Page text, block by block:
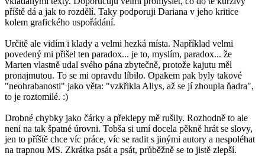
příště dá a jak to rozdělí. Taky podporuji Dariana v jeho kritice
kolem grafického uspořádání.
Určitě ale vidím i klady a velmi hezká místa. Například velmi
povedený mi přišel ten paradox... je to, myslím, paradox... že
Marten vlastně udal svého pána zbytečně, protože kajutu měl
pronajmutou. To se mi opravdu líbilo. Opakem pak byly takové
"neohrabanosti" jako věta: "vzkřikla Allys, až se jí zhoupla ňadra",
to je roztomilé. :)
Drobné chybky jako čárky a překlepy mě rušily. Rozhodně to ale
není na tak špatné úrovni. Tobša si umí docela pěkně hrát se slovy,
jen to příště chce víc práce, víc se radit s jinými autory a nespoléhat
na trapnou MS. Zkrátka psát a psát, průběžně se to jistě zlepší.